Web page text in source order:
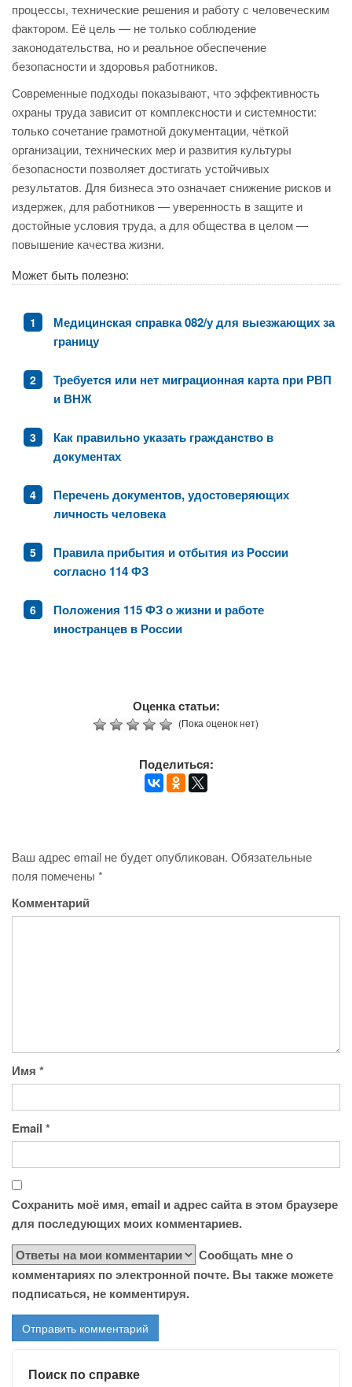
процессы, технические решения и работу с человеческим
фактором. Её цель — не только соблюдение
законодательства, но и реальное обеспечение
безопасности и здоровья работников.
Современные подходы показывают, что эффективность
охраны труда зависит от комплексности и системности:
только сочетание грамотной документации, чёткой
организации, технических мер и развития культуры
безопасности позволяет достигать устойчивых
результатов. Для бизнеса это означает снижение рисков и
издержек, для работников — уверенность в защите и
достойные условия труда, а для общества в целом —
повышение качества жизни.
Может быть полезно:
Медицинская справка 082/у для выезжающих за
границу
Требуется или нет миграционная карта при РВП
и ВНЖ
Как правильно указать гражданство в
документах
Перечень документов, удостоверяющих
личность человека
Правила прибытия и отбытия из России
согласно 114 ФЗ
Положения 115 ФЗ о жизни и работе
иностранцев в России
Оценка статьи:
(Пока оценок нет)
Поделиться:
Ваш адрес email не будет опубликован. Обязательные
поля помечены *
Комментарий
Имя *
Email *
Сохранить моё имя, email и адрес сайта в этом браузере
для последующих моих комментариев.
Сообщать мне о
комментариях по электронной почте. Вы также можете
подписаться, не комментируя.
Поиск по справке